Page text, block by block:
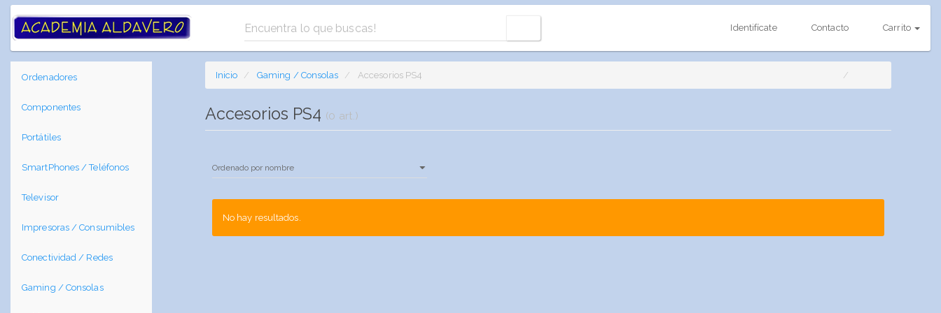
Identifícate Contacto Carrito
Ordenadores
Componentes
Portátiles
SmartPhones / Teléfonos
Televisor
Impresoras / Consumibles
Conectividad / Redes
Gaming / Consolas
Inicio Gaming / Consolas Accesorios PS4
Accesorios PS4 (0 art.)
No hay resultados.